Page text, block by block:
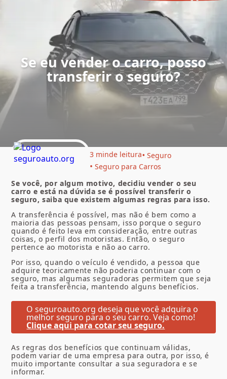
Se eu vender o carro, posso
transferir o seguro?
3 minde leitura Seguro
Seguro para Carros
Se você, por algum motivo, decidiu vender o seu
carro e está na dúvida se é possível transferir o
seguro, saiba que existem algumas regras para isso.
A transferência é possível, mas não é bem como a
maioria das pessoas pensam, isso porque o seguro
quando é feito leva em consideração, entre outras
coisas, o perfil dos motoristas. Então, o seguro
pertence ao motorista e não ao carro.
Por isso, quando o veículo é vendido, a pessoa que
adquire teoricamente não poderia continuar com o
seguro, mas algumas seguradoras permitem que seja
feita a transferência, mantendo alguns benefícios.
O seguroauto.org deseja que você adquira o
melhor seguro para o seu carro. Veja como!
Clique aqui para cotar seu seguro.
As regras dos benefícios que continuam válidas,
podem variar de uma empresa para outra, por isso, é
muito importante consultar a sua seguradora e se
informar.